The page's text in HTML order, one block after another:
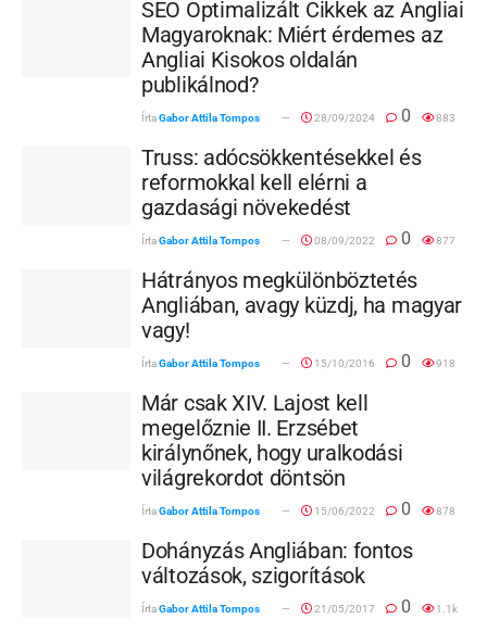
SEO Optimalizált Cikkek az Angliai
Magyaroknak: Miért érdemes az
Angliai Kisokos oldalán
publikálnod?
ÍrtaGabor Attila Tompos 28/09/2024 0 883
Truss: adócsökkentésekkel és
reformokkal kell elérni a
gazdasági növekedést
ÍrtaGabor Attila Tompos 08/09/2022 0 877
Hátrányos megkülönböztetés
Angliában, avagy küzdj, ha magyar
vagy!
ÍrtaGabor Attila Tompos 15/10/2016 0 918
Már csak XIV. Lajost kell
megelőznie II. Erzsébet
királynőnek, hogy uralkodási
világrekordot döntsön
ÍrtaGabor Attila Tompos 15/06/2022 0 878
Dohányzás Angliában: fontos
változások, szigorítások
ÍrtaGabor Attila Tompos 21/05/2017 0 1.1k